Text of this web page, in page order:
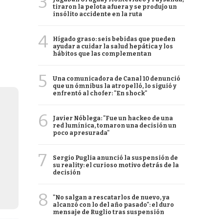
tiraron la pelota afuera y se produjo un
insólito accidente en la ruta
4
Hígado graso: seis bebidas que pueden
ayudar a cuidar la salud hepática y los
hábitos que las complementan
5
Una comunicadora de Canal 10 denunció
que un ómnibus la atropelló, lo siguió y
enfrentó al chofer: "En shock"
6
Javier Nóblega: "Fue un hackeo de una
red lumínica, tomaron una decisión un
poco apresurada"
7
Sergio Puglia anunció la suspensión de
su reality: el curioso motivo detrás de la
decisión
8
"No salgan a rescatarlos de nuevo, ya
alcanzó con lo del año pasado": el duro
mensaje de Ruglio tras suspensión